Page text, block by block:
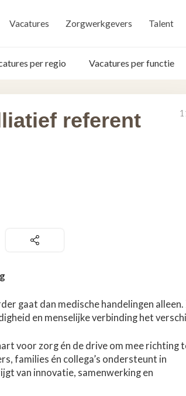
Vacatures Zorgwerkgevers Talent
per regio Vacatures per functie
referent
gaat dan medische handelingen alleen.
en menselijke verbinding het
voor zorg én de drive om mee richting
families én collega’s ondersteunt in
van innovatie, samenwerking en